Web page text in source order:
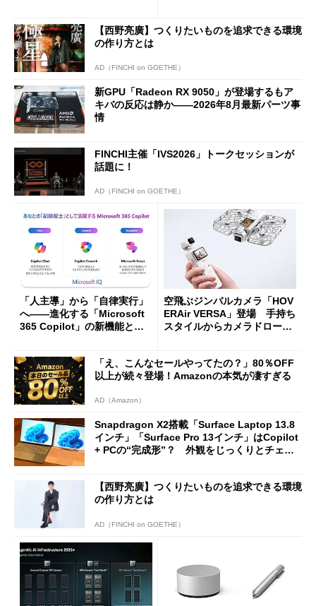
【西野亮廣】つくりたいものを追求できる環境
の作り方とは
AD（FINCHI on GOETHE）
新GPU「Radeon RX 9050」が登場するもア
キバの反応は静か――2026年8月最新パーツ事
情
FINCHI主催「IVS2026」トークセッションが
話題に！
AD（FINCHI on GOETHE）
「人主導」から「自律実行」
へ――進化する「Microsoft
365 Copilot」の新機能とエ
空飛ぶジンバルカメラ「HOV
ERAir VERSA」登場 手持ち
スタイルからカメラドローン
「え、こんなセールやってたの？」80％OFF
以上が続々登場！Amazonの本気が凄すぎる
AD（Amazon）
Snapdragon X2搭載「Surface Laptop 13.8
インチ」「Surface Pro 13インチ」はCopilot
+ PCの“完成形”？ 外観をじっくりとチェッ
【西野亮廣】つくりたいものを追求できる環境
の作り方とは
AD（FINCHI on GOETHE）